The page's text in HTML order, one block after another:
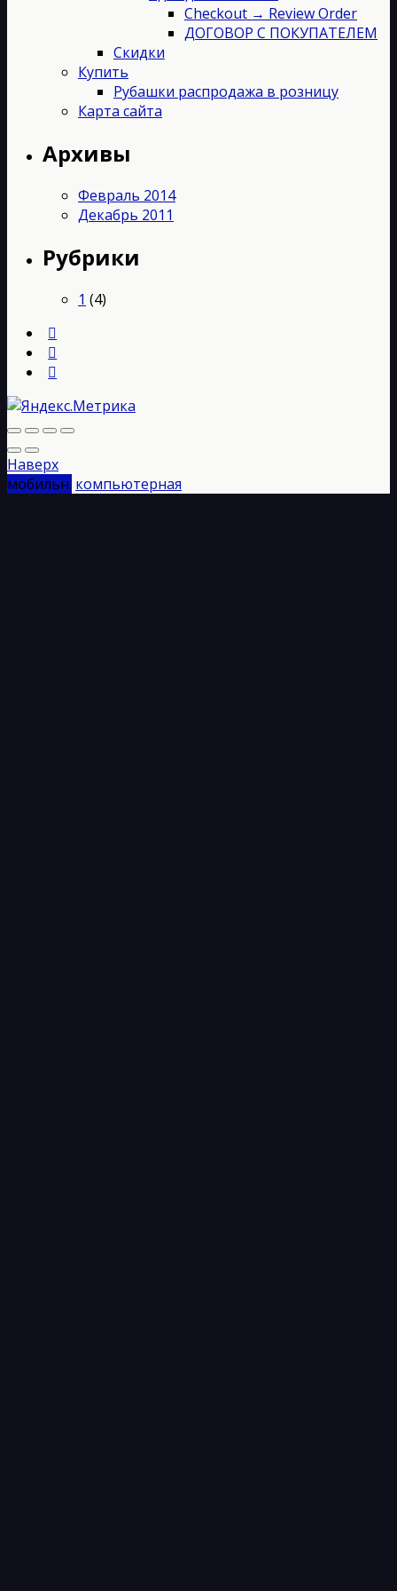
Checkout → Review Order
ДОГОВОР С ПОКУПАТЕЛЕМ
Скидки
Купить
Рубашки распродажа в розницу
Карта сайта
Архивы
Февраль 2014
Декабрь 2011
Рубрики
1 (4)
Наверх
мобильн. компьютерная